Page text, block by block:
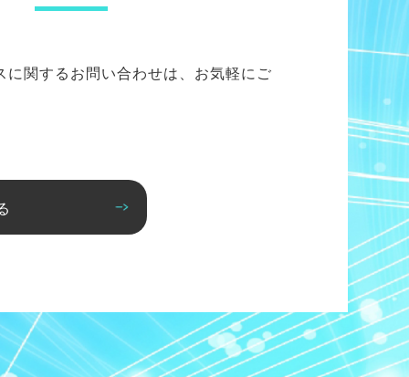
に関するお問い合わせは、お気軽にご